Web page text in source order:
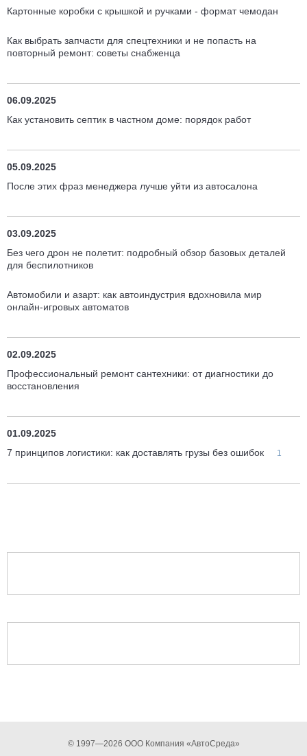
Картонные коробки с крышкой и ручками - формат чемодан
Как выбрать запчасти для спецтехники и не попасть на
повторный ремонт: советы снабженца
06.09.2025
Как установить септик в частном доме: порядок работ
05.09.2025
После этих фраз менеджера лучше уйти из автосалона
03.09.2025
Без чего дрон не полетит: подробный обзор базовых деталей
для беспилотников
Автомобили и азарт: как автоиндустрия вдохновила мир
онлайн-игровых автоматов
02.09.2025
Профессиональный ремонт сантехники: от диагностики до
восстановления
01.09.2025
7 принципов логистики: как доставлять грузы без ошибок
1
© 1997—2026 ООО Компания «АвтоСреда»